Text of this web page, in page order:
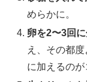
めらかに。
卵を2〜3回
え、その都
に加えるのが